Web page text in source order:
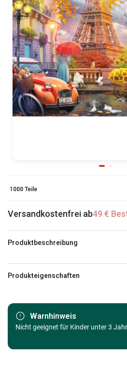
1000 Teile
Versandkostenfrei ab49 €
Produktbeschreibung
Kateryna
Produkteigenschaften
Marke
Kategorie
Alter
Warnhinweis
Nicht geeignet für Kinder unter 3